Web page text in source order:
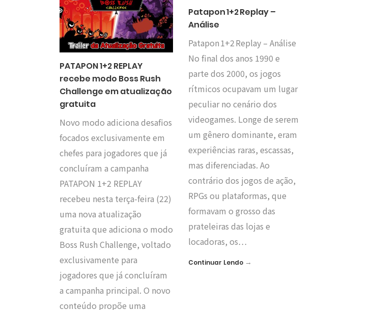
PATAPON 1+2 REPLAY
recebe modo Boss Rush
Challenge em atualização
gratuita
Novo modo adiciona desafios
focados exclusivamente em
chefes para jogadores que já
concluíram a campanha
PATAPON 1+2 REPLAY
recebeu nesta terça-feira (22)
uma nova atualização
gratuita que adiciona o modo
Boss Rush Challenge, voltado
exclusivamente para
jogadores que já concluíram
a campanha principal. O novo
conteúdo propõe uma
Patapon 1+2 Replay –
Análise
Patapon 1+2 Replay – Análise
No final dos anos 1990 e
parte dos 2000, os jogos
rítmicos ocupavam um lugar
peculiar no cenário dos
videogames. Longe de serem
um gênero dominante, eram
experiências raras, escassas,
mas diferenciadas. Ao
contrário dos jogos de ação,
RPGs ou plataformas, que
formavam o grosso das
prateleiras das lojas e
locadoras, os…
Continuar Lendo →